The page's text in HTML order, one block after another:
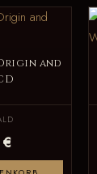
and
€